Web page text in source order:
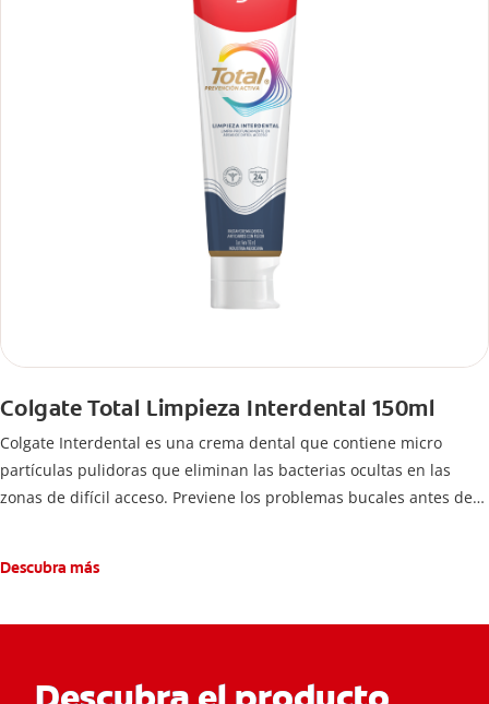
Colgate Total Limpieza Interdental 150ml
Colgate Interdental es una crema dental que contiene micro
partículas pulidoras que eliminan las bacterias ocultas en las
zonas de difícil acceso. Previene los problemas bucales antes de
Descubra más